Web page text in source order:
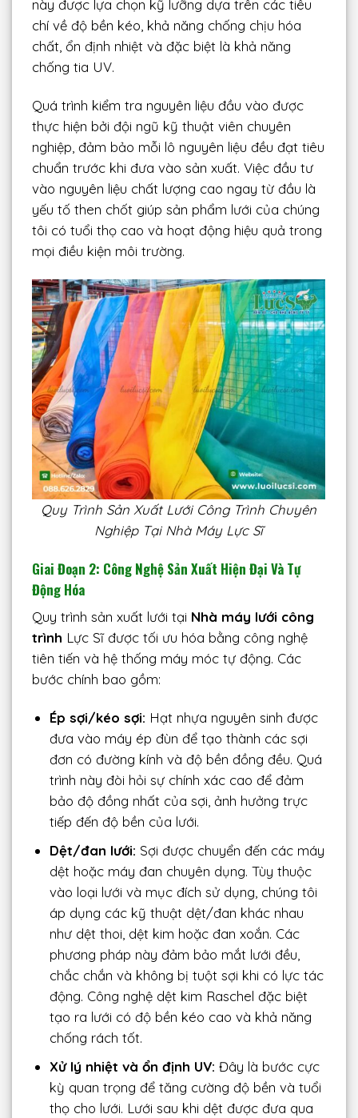
này được lựa chọn kỹ lưỡng dựa trên các tiêu
chí về độ bền kéo, khả năng chống chịu hóa
chất, ổn định nhiệt và đặc biệt là khả năng
chống tia UV.
Quá trình kiểm tra nguyên liệu đầu vào được
thực hiện bởi đội ngũ kỹ thuật viên chuyên
nghiệp, đảm bảo mỗi lô nguyên liệu đều đạt tiêu
chuẩn trước khi đưa vào sản xuất. Việc đầu tư
vào nguyên liệu chất lượng cao ngay từ đầu là
yếu tố then chốt giúp sản phẩm lưới của chúng
tôi có tuổi thọ cao và hoạt động hiệu quả trong
mọi điều kiện môi trường.
Quy Trình Sản Xuất Lưới Công Trình Chuyên
Nghiệp Tại Nhà Máy Lực Sĩ
Giai Đoạn 2: Công Nghệ Sản Xuất Hiện Đại Và Tự
Động Hóa
Quy trình sản xuất lưới tại Nhà máy lưới công
trình Lực Sĩ được tối ưu hóa bằng công nghệ
tiên tiến và hệ thống máy móc tự động. Các
bước chính bao gồm:
Ép sợi/kéo sợi: Hạt nhựa nguyên sinh được
đưa vào máy ép đùn để tạo thành các sợi
đơn có đường kính và độ bền đồng đều. Quá
trình này đòi hỏi sự chính xác cao để đảm
bảo độ đồng nhất của sợi, ảnh hưởng trực
tiếp đến độ bền của lưới.
Dệt/đan lưới: Sợi được chuyển đến các máy
dệt hoặc máy đan chuyên dụng. Tùy thuộc
vào loại lưới và mục đích sử dụng, chúng tôi
áp dụng các kỹ thuật dệt/đan khác nhau
như dệt thoi, dệt kim hoặc đan xoắn. Các
phương pháp này đảm bảo mắt lưới đều,
chắc chắn và không bị tuột sợi khi có lực tác
động. Công nghệ dệt kim Raschel đặc biệt
tạo ra lưới có độ bền kéo cao và khả năng
chống rách tốt.
Xử lý nhiệt và ổn định UV: Đây là bước cực
kỳ quan trọng để tăng cường độ bền và tuổi
thọ cho lưới. Lưới sau khi dệt được đưa qua